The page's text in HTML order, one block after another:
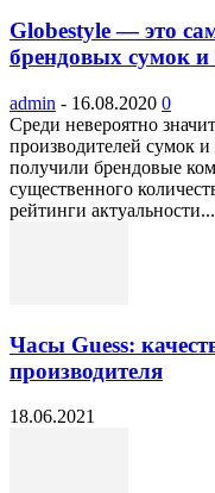
Globestyle — это
брендовых сумок и
admin - 16.08.2020 0
Среди невероятно
производителей сумок
получили брендовые
существенного
рейтинги актуальности...
Часы Guess:
производителя
18.06.2021